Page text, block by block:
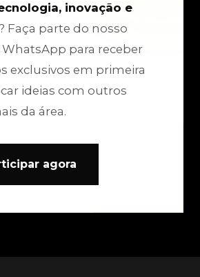
inovação e
Faça parte do nosso
para receber
exclusivos em primeira
ideias com outros
da área.
agora